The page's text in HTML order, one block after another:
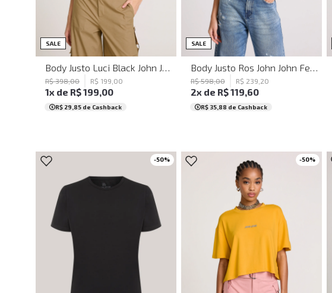
SALE PP P
R$ 398,00 R$ 199 00
1x de R$199,00
R$ 29,85 de Cashback
SALE PP P M G
R$ 598,00 R$ 239 20
2x de R$119,60
R$ 35,88 de Cashback
-50% -50%